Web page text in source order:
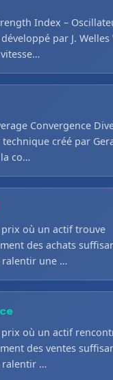
Index –
par J.
Convergence
créé par
co…
prix où un actif trouve
des achats
une …
prix où un actif
des ventes
ralentir …